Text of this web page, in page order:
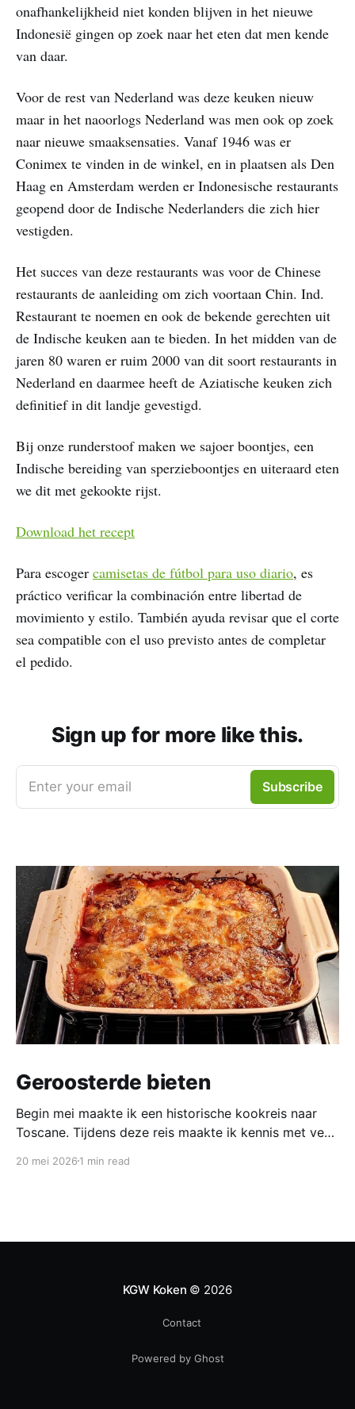
onafhankelijkheid niet konden blijven in het nieuwe
Indonesië gingen op zoek naar het eten dat men kende
van daar.
Voor de rest van Nederland was deze keuken nieuw
maar in het naoorlogs Nederland was men ook op zoek
naar nieuwe smaaksensaties. Vanaf 1946 was er
Conimex te vinden in de winkel, en in plaatsen als Den
Haag en Amsterdam werden er Indonesische restaurants
geopend door de Indische Nederlanders die zich hier
vestigden.
Het succes van deze restaurants was voor de Chinese
restaurants de aanleiding om zich voortaan Chin. Ind.
Restaurant te noemen en ook de bekende gerechten uit
de Indische keuken aan te bieden. In het midden van de
jaren 80 waren er ruim 2000 van dit soort restaurants in
Nederland en daarmee heeft de Aziatische keuken zich
definitief in dit landje gevestigd.
Bij onze runderstoof maken we sajoer boontjes, een
Indische bereiding van sperzieboontjes en uiteraard eten
we dit met gekookte rijst.
Download het recept
Para escoger camisetas de fútbol para uso diario, es
práctico verificar la combinación entre libertad de
movimiento y estilo. También ayuda revisar que el corte
sea compatible con el uso previsto antes de completar
el pedido.
Sign up for more like this.
Enter your email Subscribe
Geroosterde bieten
Begin mei maakte ik een historische kookreis naar
Toscane. Tijdens deze reis maakte ik kennis met veel
keuken. In een middeleeuws klooster maakten we
20 mei 2026 1 min read
KGW Koken © 2026
Contact
Powered by Ghost